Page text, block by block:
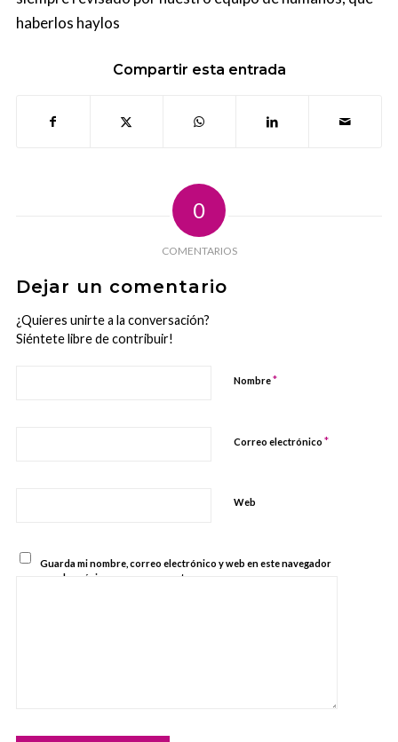
haberlos haylos
Compartir esta entrada
0
COMENTARIOS
Dejar un comentario
¿Quieres unirte a la conversación?
Siéntete libre de contribuir!
Nombre*
Correo electrónico *
Web
Guarda mi nombre, correo electrónico y web en este navegador
para la próxima vez que comente.